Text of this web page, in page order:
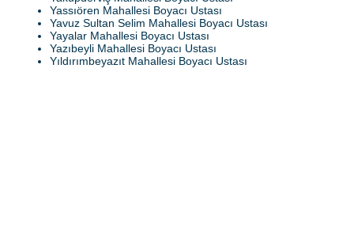
Yassıören Mahallesi Boyacı Ustası
Yavuz Sultan Selim Mahallesi Boyacı Ustası
Yayalar Mahallesi Boyacı Ustası
Yazıbeyli Mahallesi Boyacı Ustası
Yıldırımbeyazıt Mahallesi Boyacı Ustası